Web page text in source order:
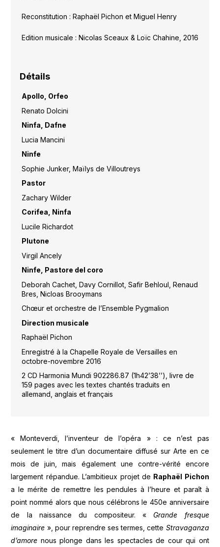
Reconstitution : Raphaël Pichon et Miguel Henry
Edition musicale : Nicolas Sceaux & Loïc Chahine, 2016
Détails
Apollo, Orfeo
Renato Dolcini
Ninfa, Dafne
Lucia Mancini
Ninfe
Sophie Junker, Maïlys de Villoutreys
Pastor
Zachary Wilder
Corifea, Ninfa
Lucile Richardot
Plutone
Virgil Ancely
Ninfe, Pastore del coro
Deborah Cachet, Davy Cornillot, Safir Behloul, Renaud
Bres, Nicloas Brooymans
Chœur et orchestre de l’Ensemble Pygmalion
Direction musicale
Raphaël Pichon
Enregistré à la Chapelle Royale de Versailles en
octobre-novembre 2016
2 CD Harmonia Mundi 902286.87 (1h42’38’’), livre de
159 pages avec les textes chantés traduits en
allemand, anglais et français
« Monteverdi, l’inventeur de l’opéra » : ce n’est pas
seulement le titre d’un documentaire diffusé sur Arte en ce
mois de juin, mais également une contre-vérité encore
largement répandue. L’ambitieux projet de Raphaël Pichon
a le mérite de remettre les pendules à l’heure et paraît à
point nommé alors que nous célébrons le 450e anniversaire
de la naissance du compositeur. « Grande fresque
imaginaire », pour reprendre ses termes, cette Stravaganza
d’amore nous plonge dans les spectacles de cour qui ont